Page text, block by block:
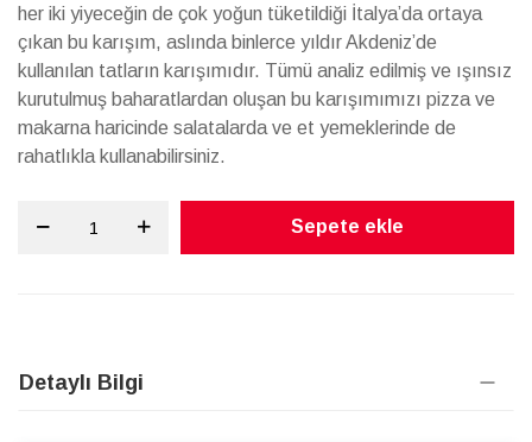
her iki yiyeceğin de çok yoğun tüketildiği İtalya’da ortaya
çıkan bu karışım, aslında binlerce yıldır Akdeniz’de
kullanılan tatların karışımıdır. Tümü analiz edilmiş ve ışınsız
kurutulmuş baharatlardan oluşan bu karışımımızı pizza ve
makarna haricinde salatalarda ve et yemeklerinde de
rahatlıkla kullanabilirsiniz.
Sepete ekle
Detaylı Bilgi